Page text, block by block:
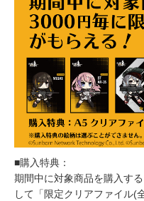
■購入特典：
期間中に対象商品を購入す
して「限定クリアファイル(